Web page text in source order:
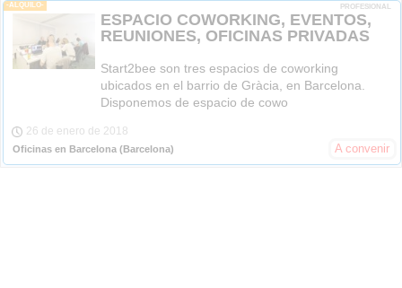
-ALQUILO- PROFESIONAL
ESPACIO COWORKING, EVENTOS,
REUNIONES, OFICINAS PRIVADAS
Start2bee son tres espacios de coworking
ubicados en el barrio de Gràcia, en Barcelona.
Disponemos de espacio de cowo
26 de enero de 2018
Oficinas en Barcelona (Barcelona) A convenir